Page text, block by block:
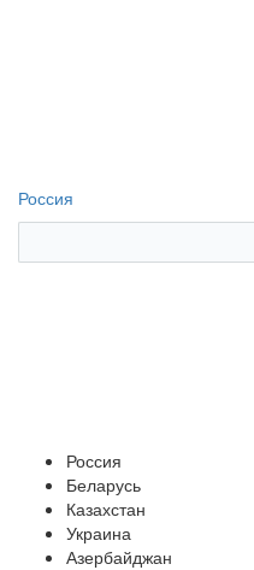
Россия
Россия
Беларусь
Казахстан
Украина
Азербайджан